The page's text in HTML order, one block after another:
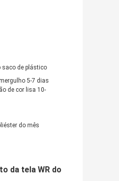
saco de plástico
5-7 dias
de cor lisa 10-
do mês
da tela WR do